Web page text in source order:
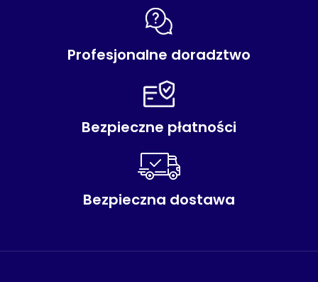
Profesjonalne doradztwo
Bezpieczne płatności
Bezpieczna dostawa